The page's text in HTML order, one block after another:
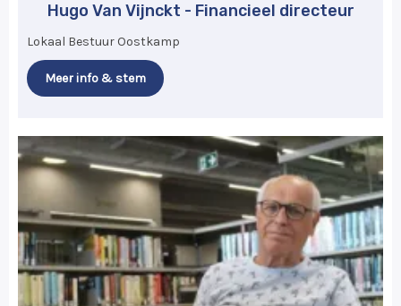
Hugo Van Vijnckt - Financieel directeur
Lokaal Bestuur Oostkamp
Meer info & stem